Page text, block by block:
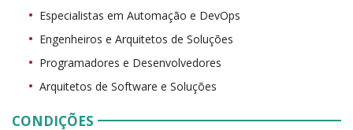
Especialistas em Automação e DevOps
Engenheiros e Arquitetos de Soluções
Programadores e Desenvolvedores
Arquitetos de Software e Soluções
CONDIÇÕES